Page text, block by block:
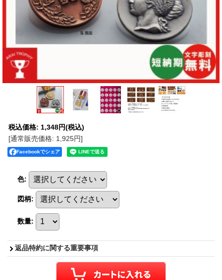
税込価格: 1,348円(税込)
[通常販売価格: 1,925円]
Facebookでシェア
色:
図柄:
数量:
返品特約に関する重要事項